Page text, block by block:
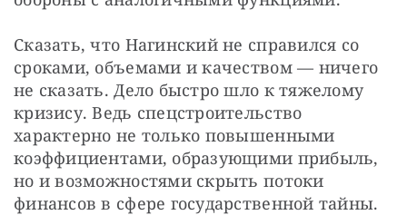
Сказать, что Нагинский не справился со
сроками, объемами и качеством — ничего
не сказать. Дело быстро шло к тяжелому
кризису. Ведь спецстроительство
характерно не только повышенными
коэффициентами, образующими прибыль,
но и возможностями скрыть потоки
финансов в сфере государственной тайны.